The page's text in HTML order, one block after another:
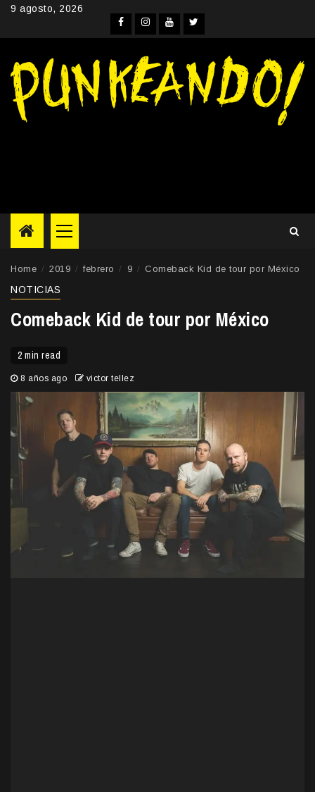
Skip9 agosto, 2026
Facebook
Instagram
YouTube
Twitter
Primary
Menu
Home 2019 febrero 9 Comeback Kid de tour por México
NOTICIAS
Comeback Kid de tour por México
2 min read
8 años ago victor tellez